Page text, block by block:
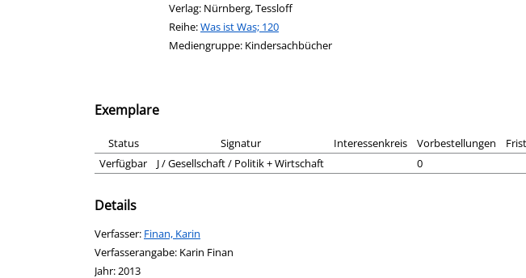
Verlag: Nürnberg, Tessloff
Reihe:Was ist Was; 120
Mediengruppe: Kindersachbücher
Exemplare
Status Signatur Interessenkreis Vorbestellungen
Frist
Verfügbar
J / Gesellschaft / Politik + Wirtschaft 0
Details
Verfasser: Suche nach diesem Verfasser
Finan, Karin
Verfasserangabe: Karin Finan
Jahr:2013